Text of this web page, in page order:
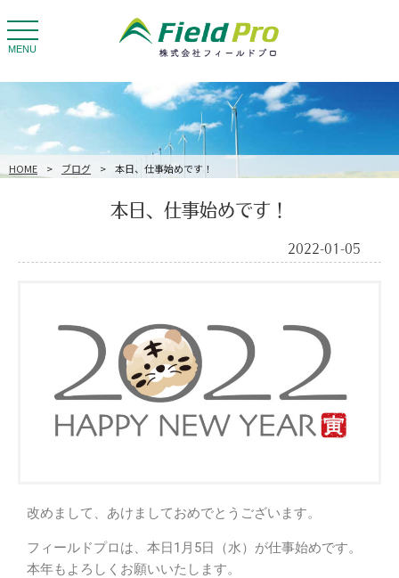
toggle
navigation
MENU
HOME > ブログ > 本日、仕事始めです！
本日、仕事始めです！
2022-01-05
改めまして、あけましておめでとうございます。
フィールドプロは、本日1月5日（水）が仕事始めです。
本年もよろしくお願いいたします。